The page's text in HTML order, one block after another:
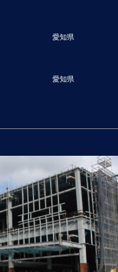
愛知県
愛知県